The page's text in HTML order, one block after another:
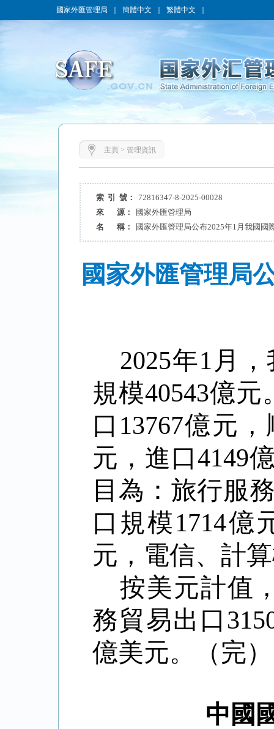
國家外匯管理局 簡體中文 繁體中文
主頁 > 管理資訊
索 引 號：
72816347-8-2025-00028
來 源：
國家外匯管理局
名 稱：
國家外匯管理局公布2025年1月我國國
國家外匯管理局
2025年1 月
規模40543億元
口 13767億元，
元，進口4149
目為：旅行服
口規模1714億
元，電信、計
按美元計值
務貿易出口
億美元。（完）
中國